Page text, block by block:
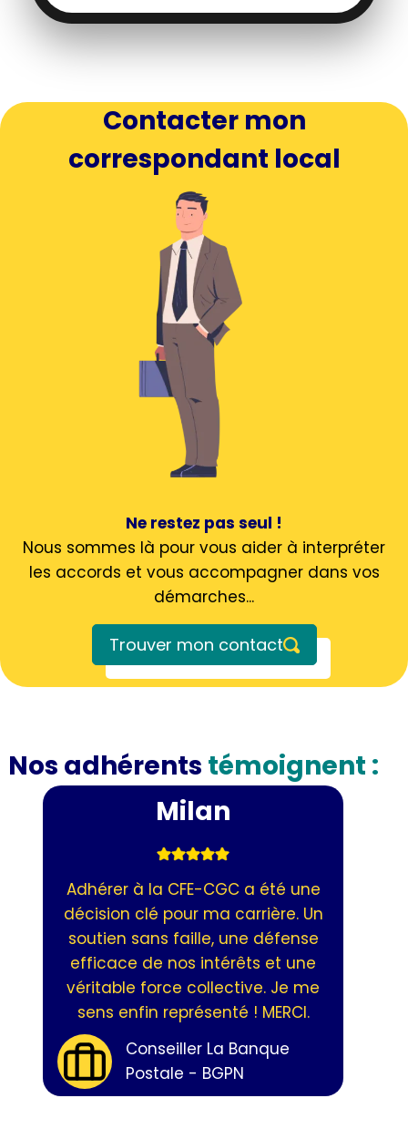
Contacter mon
correspondant local
Ne restez pas seul !
Nous sommes là pour vous aider à interpréter
les accords et vous accompagner dans vos
démarches...
Trouver mon contact
Nos adhérents témoignent :
Laetitia
Rejoindre la CFE-CGC m'a permis
de mieux défendre mes droits et
ceux de mon équipe. Un réseau
solide, des conseils avisés et un
véritable soutien face aux enjeux
managériaux. Une adhésion
Directrice de Secteur -
BGPN